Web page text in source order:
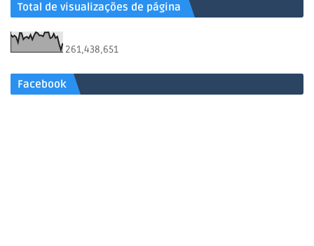
Total de visualizações de página
261,438,651
Facebook